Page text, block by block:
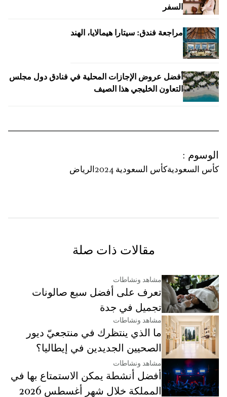
السفر
مراجعة فندق: سيتارا هيمالايا، الهند
أفضل عروض الإجازات المحلية في فنادق دول مجلس
التعاون الخليجي هذا الصيف
الوسوم :
كأس السعوديةكأس السعودية 2024 الرياض
مقالات ذات صلة
مشاهد ونشاطات
تعرف على أفضل سبع صالونات
تجميل في جدة
مشاهد ونشاطات
ما الذي ينتظرك في منتجعيّ ديور
الصحيين الجديدين في إيطاليا؟
مشاهد ونشاطات
أفضل أنشطة يمكن الاستمتاع بها في
المملكة خلال شهر أغسطس 2026